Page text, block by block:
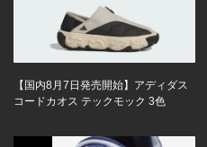
【国内8月7日発売開始】アディダス
コードカオス テックモック 3色